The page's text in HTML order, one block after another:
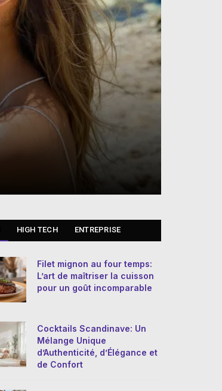
HIGH TECH ENTREPRISE
Filet mignon au four temps:
L’art de maîtriser la cuisson
pour un goût incomparable
Cocktails Scandinave: Un
Mélange Unique
d’Authenticité, d’Élégance et
de Confort